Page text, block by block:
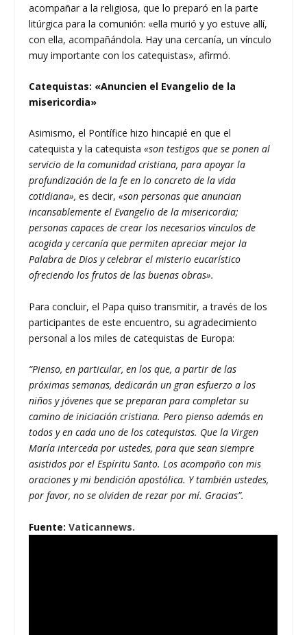
acompañar a la religiosa, que lo preparó en la parte
litúrgica para la comunión: «ella murió y yo estuve allí,
con ella, acompañándola. Hay una cercanía, un vínculo
muy importante con los catequistas», afirmó.
Catequistas: «Anuncien el Evangelio de la
misericordia»
Asimismo, el Pontífice hizo hincapié en que el
catequista y la catequista«son testigos que se ponen al
servicio de la comunidad cristiana, para apoyar la
profundización de la fe en lo concreto de la vida
cotidiana»,es decir,«son personas que anuncian
incansablemente el Evangelio de la misericordia;
personas capaces de crear los necesarios vínculos de
acogida y cercanía que permiten apreciar mejor la
Palabra de Dios y celebrar el misterio eucarístico
ofreciendo los frutos de las buenas obras».
Para concluir, el Papa quiso transmitir, a través de los
participantes de este encuentro, su agradecimiento
personal a los miles de catequistas de Europa:
“Pienso, en particular, en los que, a partir de las
próximas semanas, dedicarán un gran esfuerzo a los
niños y jóvenes que se preparan para completar su
camino de iniciación cristiana. Pero pienso además en
todos y en cada uno de los catequistas. Que la Virgen
María interceda por ustedes, para que sean siempre
asistidos por el Espíritu Santo. Los acompaño con mis
oraciones y mi bendición apostólica. Y también ustedes,
por favor, no se olviden de rezar por mí. Gracias”.
Fuente:Vaticannews.